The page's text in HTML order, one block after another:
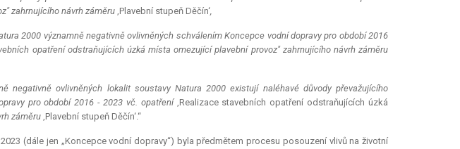
zahrnujícího návrh záměru ‚Plavební stupeň Děčín‘,
2000 významně negativně ovlivněných schválením Koncepce vodní dopravy pro období 2016
opatření odstraňujících úzká místa omezující plavební provoz" zahrnujícího návrh záměru
negativně ovlivněných lokalit soustavy Natura 2000 existují naléhavé důvody převažujícího
pro období 2016 - 2023 vč. opatření ‚Realizace stavebních opatření odstraňujících úzká
záměru‚Plavební stupeň Děčín‘.“
(dále jen „Koncepce vodní dopravy“) byla předmětem procesu posouzení vlivů na životní